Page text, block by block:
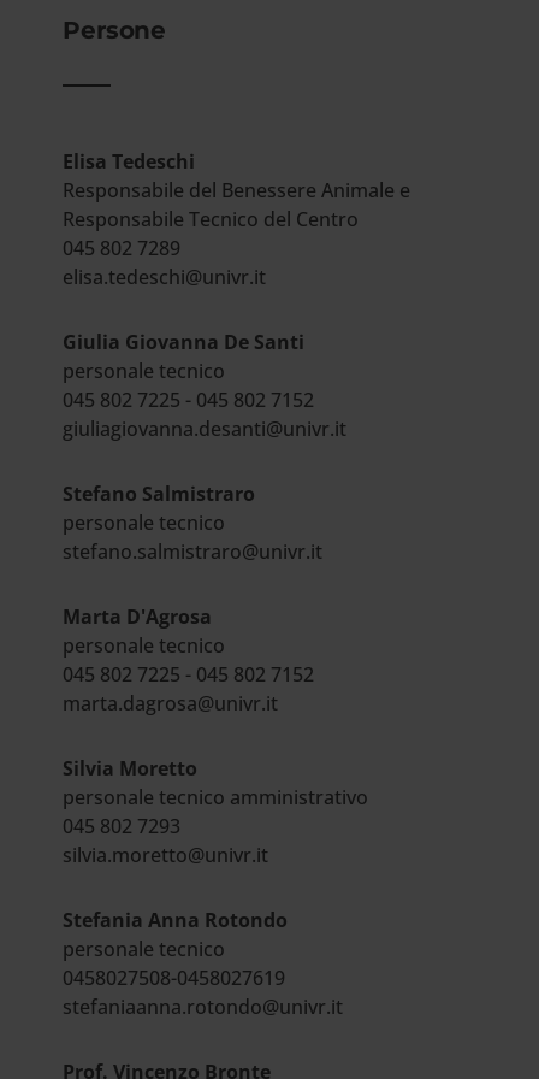
Persone
Elisa Tedeschi
Responsabile del Benessere Animale e
Responsabile Tecnico del Centro
045 802 7289
elisa.tedeschi@univr.it
Giulia Giovanna De Santi
personale tecnico
045 802 7225 - 045 802 7152
giuliagiovanna.desanti@univr.it
Stefano Salmistraro
personale tecnico
stefano.salmistraro@univr.it
Marta D'Agrosa
personale tecnico
045 802 7225 - 045 802 7152
marta.dagrosa@univr.it
Silvia Moretto
personale tecnico amministrativo
045 802 7293
silvia.moretto@univr.it
Stefania Anna Rotondo
personale tecnico
0458027508-0458027619
stefaniaanna.rotondo@univr.it
Prof. Vincenzo Bronte